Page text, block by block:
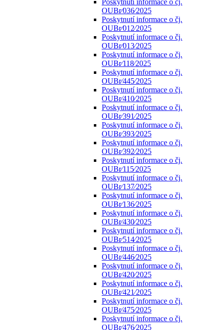
Poskytnutí informace o čj.
OUBr⁄036⁄2025
Poskytnutí informace o čj.
OUBr⁄012⁄2025
Poskytnutí informace o čj.
OUBr⁄013⁄2025
Poskytnutí informace o čj.
OUBr⁄118⁄2025
Poskytnutí informace o čj.
OUBr⁄445⁄2025
Poskytnutí informace o čj.
OUBr⁄410⁄2025
Poskytnutí informace o čj.
OUBr⁄391⁄2025
Poskytnutí informace o čj.
OUBr⁄393⁄2025
Poskytnutí informace o čj.
OUBr⁄392⁄2025
Poskytnutí informace o čj.
OUBr⁄115⁄2025
Poskytnutí informace o čj.
OUBr⁄137⁄2025
Poskytnutí informace o čj.
OUBr⁄136⁄2025
Poskytnutí informace o čj.
OUBr⁄430⁄2025
Poskytnutí informace o čj.
OUBr⁄514⁄2025
Poskytnutí informace o čj.
OUBr⁄446⁄2025
Poskytnutí informace o čj.
OUBr⁄420⁄2025
Poskytnutí informace o čj.
OUBr⁄421⁄2025
Poskytnutí informace o čj.
OUBr⁄475⁄2025
Poskytnutí informace o čj.
OUBr⁄476⁄2025